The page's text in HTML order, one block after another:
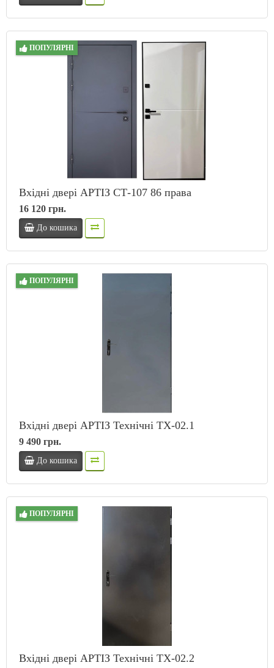
ПОПУЛЯРНІ
Вхідні двері АРТІЗ СТ-107 86 права
16 120 грн.
До кошика
ПОПУЛЯРНІ
Вхідні двері АРТІЗ Технічні ТХ-02.1
9 490 грн.
До кошика
ПОПУЛЯРНІ
Вхідні двері АРТІЗ Технічні ТХ-02.2